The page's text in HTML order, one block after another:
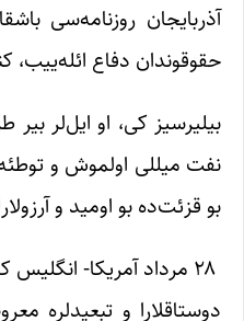
آذربایجان روزنامه‌سی
حقوقوندان دفاع ائله‌ییب،‌
بیلیرسیز کی، او ایل‌لر
نفت میللی اولموش و
بو قزئت‌ده بو اومید و
۲۸ مرداد آمریکا-
دوستاقلارا و تبعیدلره